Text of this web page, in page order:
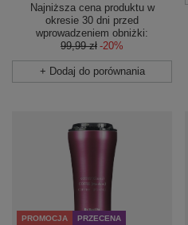
Najniższa cena produktu w
okresie 30 dni przed
wprowadzeniem obniżki:
99,99 zł -20%
+ Dodaj do porównania
PROMOCJA PRZECENA